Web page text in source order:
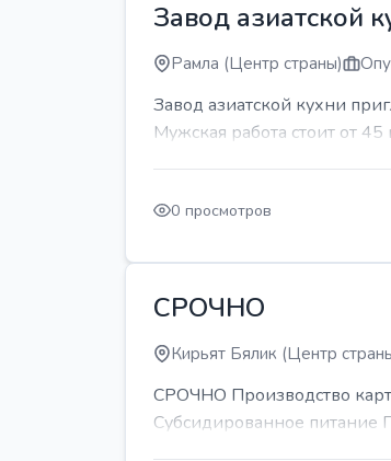
Завод азиатской
Рамла (Центр страны)
Завод азиатской кухни
Мужская работа стоит от
0 просмотров
СРОЧНО
Кирьят Бялик (Центр
СРОЧНО Производство
Субсидированное